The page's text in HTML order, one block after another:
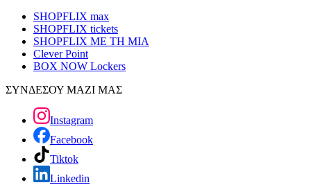
SHOPFLIX max
SHOPFLIX tickets
SHOPFLIX ΜΕ ΤΗ ΜΙΑ
Clever Point
BOX NOW Lockers
ΣΥΝΔΕΣΟΥ ΜΑΖΙ ΜΑΣ
Instagram
Facebook
Tiktok
Linkedin